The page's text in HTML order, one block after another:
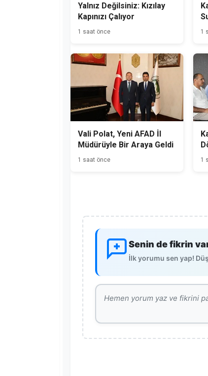
Yalnız Değilsiniz: Kızılay
Kapınızı Çalıyor
1 saat önce 1
Vali Polat, Yeni AFAD İl
Müdürüyle Bir Araya Geldi
1 saat önce 1
Senin de fikrin
İlk yorumu sen yap!